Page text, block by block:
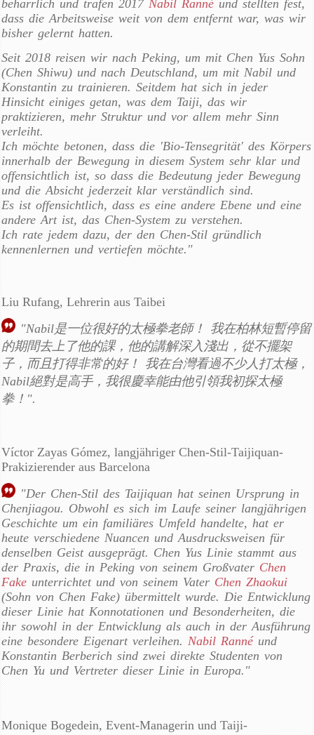
beharrlich und trafen 2017 Nabil Rannéund stellten fest,
dass die Arbeitsweise weit von dem entfernt war, was wir
bisher gelernt hatten.
Seit 2018 reisen wir nach Peking, um mit Chen Yus Sohn
(Chen Shiwu) und nach Deutschland, um mit Nabil und
Konstantin zu trainieren. Seitdem hat sich in jeder
Hinsicht einiges getan, was dem Taiji, das wir
praktizieren, mehr Struktur und vor allem mehr Sinn
verleiht.
Ich möchte betonen, dass die 'Bio-Tensegrität' des Körpers
innerhalb der Bewegung in diesem System sehr klar und
offensichtlich ist, so dass die Bedeutung jeder Bewegung
und die Absicht jederzeit klar verständlich sind.
Es ist offensichtlich, dass es eine andere Ebene und eine
andere Art ist, das Chen-System zu verstehen.
Ich rate jedem dazu, der den Chen-Stil gründlich
kennenlernen und vertiefen möchte."
Liu Rufang, Lehrerin aus Taibei
"Nabil是一位很好的太極拳老師！ 我在柏林短暫停留
的期間去上了他的課，他的講解深入淺出，從不擺架
子，而且打得非常的好！ 我在台灣看過不少人打太極，
Nabil絕對是高手，我很慶幸能由他引領我初探太極
拳！".
Víctor Zayas Gómez, langjähriger Chen-Stil-Taijiquan-
Prakizierender aus Barcelona
"Der Chen-Stil des Taijiquan hat seinen Ursprung in
Chenjiagou. Obwohl es sich im Laufe seiner langjährigen
Geschichte um ein familiäres Umfeld handelte, hat er
heute verschiedene Nuancen und Ausdrucksweisen für
denselben Geist ausgeprägt. Chen Yus Linie stammt aus
der Praxis, die in Peking von seinem Großvater Chen
Fake unterrichtet und von seinem Vater Chen Zhaokui
(Sohn von Chen Fake) übermittelt wurde. Die Entwicklung
dieser Linie hat Konnotationen und Besonderheiten, die
ihr sowohl in der Entwicklung als auch in der Ausführung
eine besondere Eigenart verleihen. Nabil Rannéund
Konstantin Berberich sind zwei direkte Studenten von
Chen Yu und Vertreter dieser Linie in Europa."
Monique Bogedein, Event-Managerin und Taiji-